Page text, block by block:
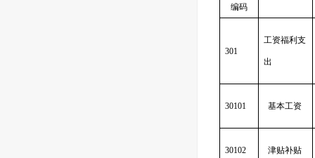
编码
301
工资福利支
出
30101 基本工资
30102 津贴补贴